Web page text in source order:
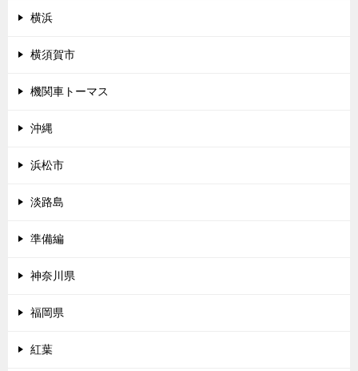
横浜
横須賀市
機関車トーマス
沖縄
浜松市
淡路島
準備編
神奈川県
福岡県
紅葉